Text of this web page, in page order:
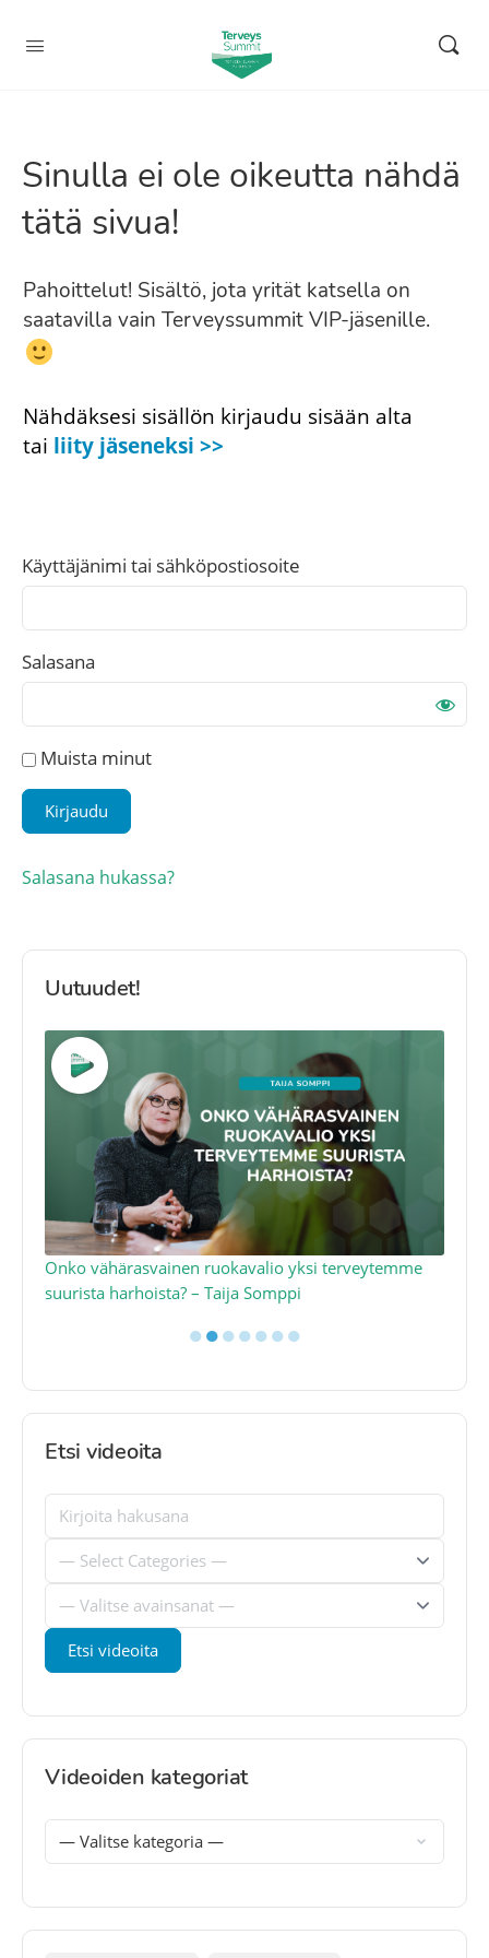
Sinulla ei ole oikeutta nähdä
tätä sivua!
Pahoittelut! Sisältö, jota yrität katsella on
saatavilla vain Terveyssummit VIP-jäsenille.
Nähdäksesi sisällön kirjaudu sisään alta
tai liity jäseneksi >>
Käyttäjänimi tai sähköpostiosoite
Salasana
Muista minut
Salasana hukassa?
Uutuudet!
Onko vähärasvainen ruokavalio yksi terveytemme
suurista harhoista? – Taija Somppi
●●●●●●●
Etsi videoita
Videoiden kategoriat